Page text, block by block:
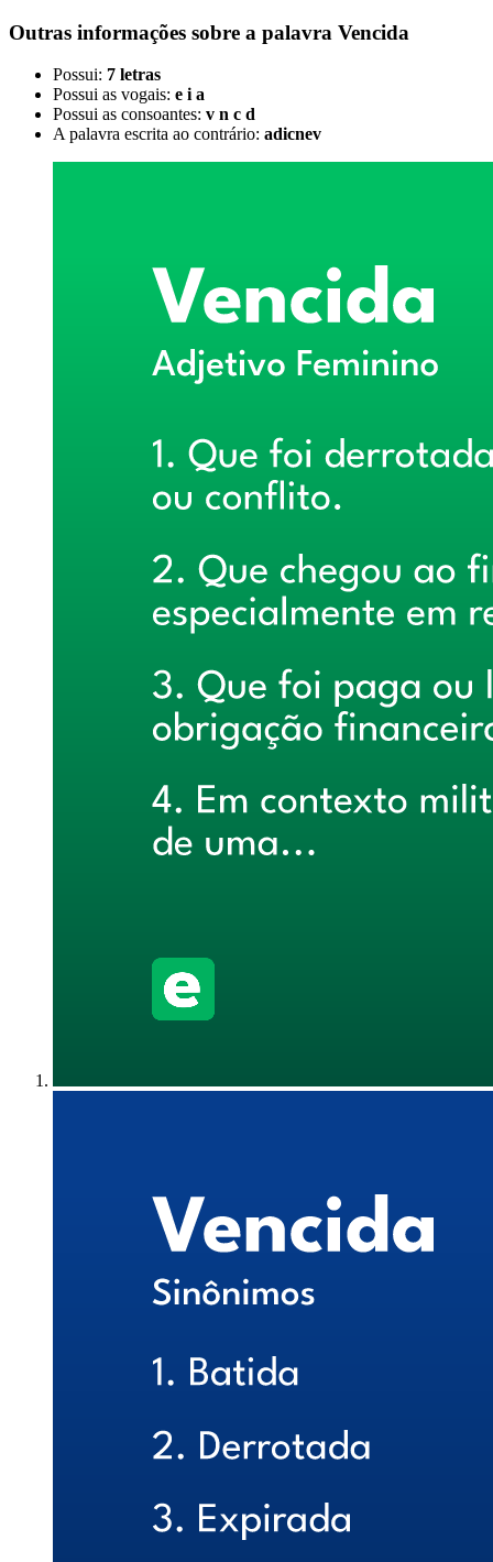
Outras informações sobre a palavra Vencida
Possui: 7 letras
Possui as vogais: e i a
Possui as consoantes: v n c d
A palavra escrita ao contrário: adicnev